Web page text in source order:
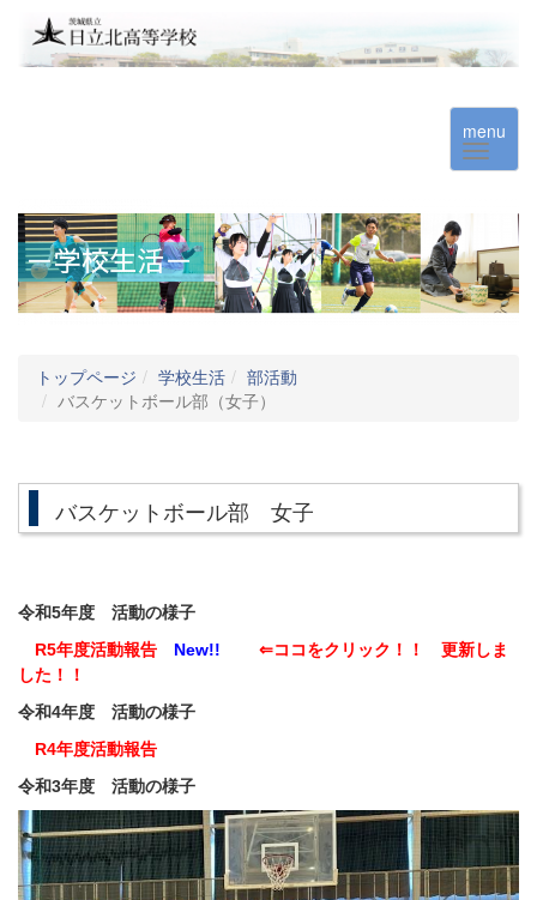
menu
トップページ 学校生活
部活動
バスケットボール部（女子）
バスケットボール部 女子
令和5年度 活動の様子
R5年度活動報告
New!!
⇐ココをクリック！！ 更新しま
した！！
令和4年度 活動の様子
R4年度活動報告
令和3年度 活動の様子